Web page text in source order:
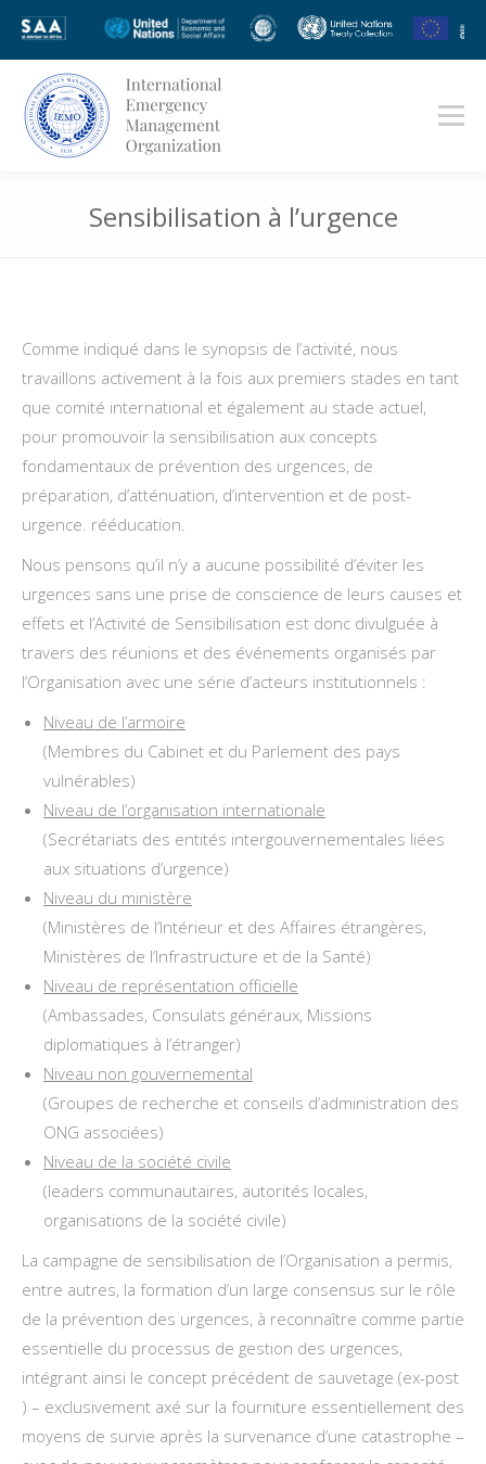
Sensibilisation à l’urgence
Comme indiqué dans le synopsis de l’activité, nous
travaillons activement à la fois aux premiers stades en tant
que comité international et également au stade actuel,
pour promouvoir la sensibilisation aux concepts
fondamentaux de prévention des urgences, de
préparation, d’atténuation, d’intervention et de post-
urgence. rééducation.
Nous pensons qu’il n’y a aucune possibilité d’éviter les
urgences sans une prise de conscience de leurs causes et
effets et l’Activité de Sensibilisation est donc divulguée à
travers des réunions et des événements organisés par
l’Organisation avec une série d’acteurs institutionnels :
Niveau de l’armoire
(Membres du Cabinet et du Parlement des pays
vulnérables)
Niveau de l’organisation internationale
(Secrétariats des entités intergouvernementales liées
aux situations d’urgence)
Niveau du ministère
(Ministères de l’Intérieur et des Affaires étrangères,
Ministères de l’Infrastructure et de la Santé)
Niveau de représentation officielle
(Ambassades, Consulats généraux, Missions
diplomatiques à l’étranger)
Niveau non gouvernemental
(Groupes de recherche et conseils d’administration des
ONG associées)
Niveau de la société civile
(leaders communautaires, autorités locales,
organisations de la société civile)
La campagne de sensibilisation de l’Organisation a permis,
entre autres, la formation d’un large consensus sur le rôle
de la prévention des urgences, à reconnaître comme partie
essentielle du processus de gestion des urgences,
intégrant ainsi le concept précédent de sauvetage (ex-post
) – exclusivement axé sur la fourniture essentiellement des
moyens de survie après la survenance d’une catastrophe –